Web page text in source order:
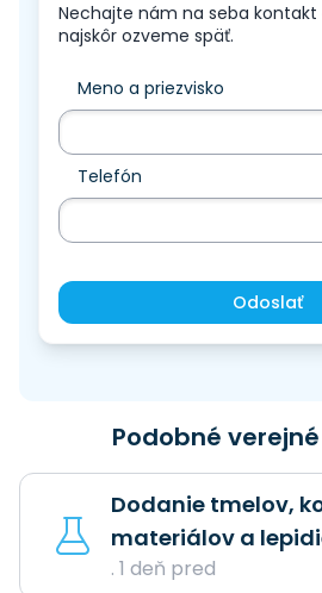
Nechajte nám na seba
najskôr ozveme späť.
Meno a priezvisko
Telefón
Odoslať
Podobné
Dodanie tmelov,
materiálov a
. 1 deň pred